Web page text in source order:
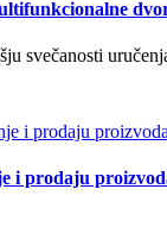
svečanosti
i prodaju